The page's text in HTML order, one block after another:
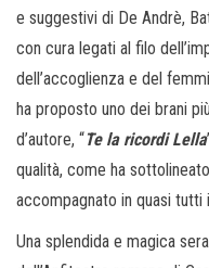
e suggestivi di De Andrè,
con cura legati al filo
dell’accoglienza e del
ha proposto uno dei brani
d’autore, “Te la ricordi Lella
qualità, come ha
accompagnato in quasi
Una splendida e magica